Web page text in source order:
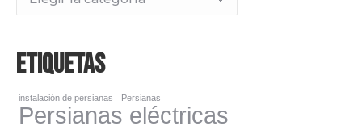
Etiquetas
instalación de persianas Persianas
Persianas eléctricas